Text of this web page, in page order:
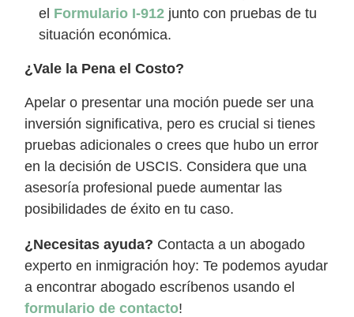
el Formulario I-912 junto con pruebas de tu
situación económica.
¿Vale la Pena el Costo?
Apelar o presentar una moción puede ser una
inversión significativa, pero es crucial si tienes
pruebas adicionales o crees que hubo un error
en la decisión de USCIS. Considera que una
asesoría profesional puede aumentar las
posibilidades de éxito en tu caso.
¿Necesitas ayuda? Contacta a un abogado
experto en inmigración hoy: Te podemos ayudar
a encontrar abogado escríbenos usando el
formulario de contacto!